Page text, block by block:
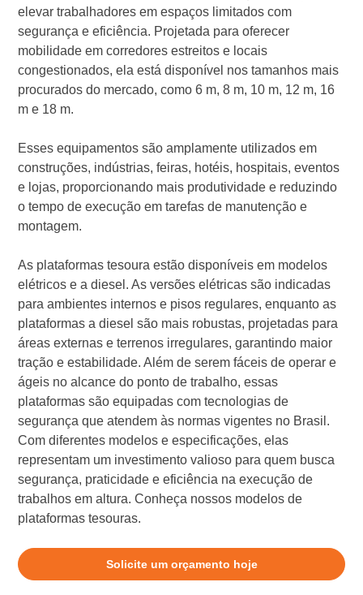
elevar trabalhadores em espaços limitados com
segurança e eficiência. Projetada para oferecer
mobilidade em corredores estreitos e locais
congestionados, ela está disponível nos tamanhos mais
procurados do mercado, como 6 m, 8 m, 10 m, 12 m, 16
m e 18 m.
Esses equipamentos são amplamente utilizados em
construções, indústrias, feiras, hotéis, hospitais, eventos
e lojas, proporcionando mais produtividade e reduzindo
o tempo de execução em tarefas de manutenção e
montagem.
As plataformas tesoura estão disponíveis em modelos
elétricos e a diesel. As versões elétricas são indicadas
para ambientes internos e pisos regulares, enquanto as
plataformas a diesel são mais robustas, projetadas para
áreas externas e terrenos irregulares, garantindo maior
tração e estabilidade. Além de serem fáceis de operar e
ágeis no alcance do ponto de trabalho, essas
plataformas são equipadas com tecnologias de
segurança que atendem às normas vigentes no Brasil.
Com diferentes modelos e especificações, elas
representam um investimento valioso para quem busca
segurança, praticidade e eficiência na execução de
trabalhos em altura. Conheça nossos modelos de
plataformas tesouras.
Solicite um orçamento hoje